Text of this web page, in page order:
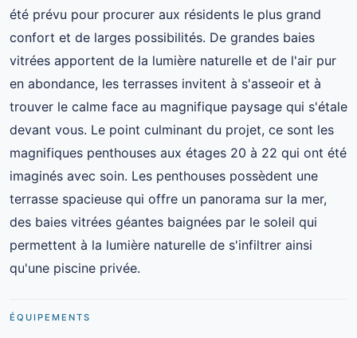
été prévu pour procurer aux résidents le plus grand
confort et de larges possibilités. De grandes baies
vitrées apportent de la lumière naturelle et de l'air pur
en abondance, les terrasses invitent à s'asseoir et à
trouver le calme face au magnifique paysage qui s'étale
devant vous. Le point culminant du projet, ce sont les
magnifiques penthouses aux étages 20 à 22 qui ont été
imaginés avec soin. Les penthouses possèdent une
terrasse spacieuse qui offre un panorama sur la mer,
des baies vitrées géantes baignées par le soleil qui
permettent à la lumière naturelle de s'infiltrer ainsi
qu'une piscine privée.
ÉQUIPEMENTS